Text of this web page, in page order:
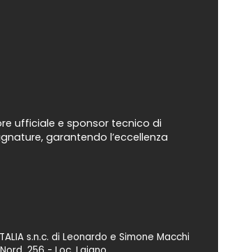
ufficiale e sponsor tecnico di
garantendo l’eccellenza
s.n.c. di Leonardo e Simone Macchi